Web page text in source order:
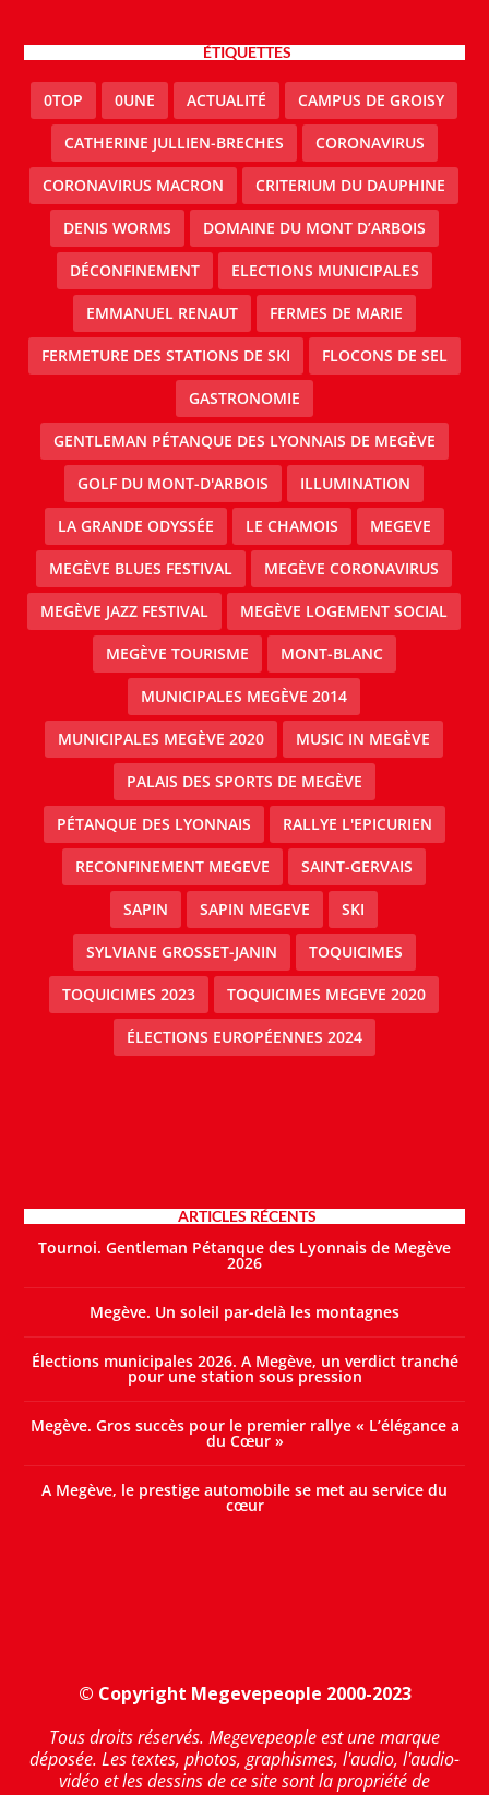
ÉTIQUETTES
0TOP 0UNE ACTUALITÉ CAMPUS DE GROISY
CATHERINE JULLIEN-BRECHES CORONAVIRUS
CORONAVIRUS MACRON CRITERIUM DU DAUPHINE
DENIS WORMS DOMAINE DU MONT D’ARBOIS
DÉCONFINEMENT ELECTIONS MUNICIPALES
EMMANUEL RENAUT FERMES DE MARIE
FERMETURE DES STATIONS DE SKI FLOCONS DE SEL
GASTRONOMIE
GENTLEMAN PÉTANQUE DES LYONNAIS DE MEGÈVE
GOLF DU MONT-D'ARBOIS ILLUMINATION
LA GRANDE ODYSSÉE LE CHAMOIS MEGEVE
MEGÈVE BLUES FESTIVAL MEGÈVE CORONAVIRUS
MEGÈVE JAZZ FESTIVAL MEGÈVE LOGEMENT SOCIAL
MEGÈVE TOURISME MONT-BLANC
MUNICIPALES MEGÈVE 2014
MUNICIPALES MEGÈVE 2020 MUSIC IN MEGÈVE
PALAIS DES SPORTS DE MEGÈVE
PÉTANQUE DES LYONNAIS RALLYE L'EPICURIEN
RECONFINEMENT MEGEVE SAINT-GERVAIS
SAPIN SAPIN MEGEVE SKI
SYLVIANE GROSSET-JANIN TOQUICIMES
TOQUICIMES 2023 TOQUICIMES MEGEVE 2020
ÉLECTIONS EUROPÉENNES 2024
ARTICLES RÉCENTS
Tournoi. Gentleman Pétanque des Lyonnais de Megève
2026
Megève. Un soleil par-delà les montagnes
Élections municipales 2026. A Megève, un verdict tranché
pour une station sous pression
Megève. Gros succès pour le premier rallye « L’élégance a
du Cœur »
A Megève, le prestige automobile se met au service du
cœur
© Copyright Megevepeople 2000-2023
Tous droits réservés. Megevepeople est une marque
déposée. Les textes, photos, graphismes, l'audio, l'audio-
vidéo et les dessins de ce site sont la propriété de